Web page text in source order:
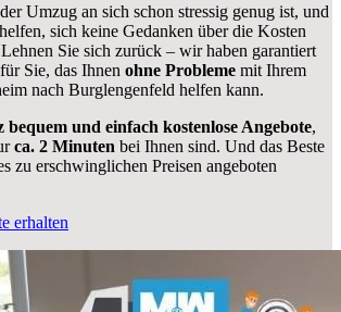
Umzug an sich schon stressig genug ist, und
sich keine Gedanken über die Kosten
Sie sich zurück – wir haben garantiert
Sie, das Ihnen ohne Probleme mit Ihrem
nach Burglengenfeld helfen kann.
bequem und einfach kostenlose Angebote,
ca. 2 Minuten bei Ihnen sind. Und das Beste
zu erschwinglichen Preisen angeboten
erhalten